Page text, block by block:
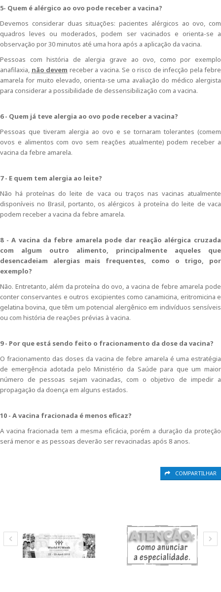
5- Quem é alérgico ao ovo pode receber a vacina?
Devemos considerar duas situações: pacientes alérgicos ao ovo, com
quadros leves ou moderados, podem ser vacinados e orienta-se a
observação por 30 minutos até uma hora após a aplicação da vacina.
Pessoas com história de alergia grave ao ovo, como por exemplo
anafilaxia, não devem receber a vacina. Se o risco de infecção pela febre
amarela for muito elevado, orienta-se uma avaliação do médico alergista
para considerar a possibilidade de dessensibilização com a vacina.
6 - Quem já teve alergia ao ovo pode receber a vacina?
Pessoas que tiveram alergia ao ovo e se tornaram tolerantes (comem
ovos e alimentos com ovo sem reações atualmente) podem receber a
vacina da febre amarela.
7 - E quem tem alergia ao leite?
Não há proteínas do leite de vaca ou traços nas vacinas atualmente
disponíveis no Brasil, portanto, os alérgicos à proteína do leite de vaca
podem receber a vacina da febre amarela.
8 - A vacina da febre amarela pode dar reação alérgica cruzada
com algum outro alimento, principalmente aqueles que
desencadeiam alergias mais frequentes, como o trigo, por
exemplo?
Não. Entretanto, além da proteína do ovo, a vacina de febre amarela pode
conter conservantes e outros excipientes como canamicina, eritromicina e
gelatina bovina, que têm um potencial alergênico em indivíduos sensíveis
ou com história de reações prévias à vacina.
9 - Por que está sendo feito o fracionamento da dose da vacina?
O fracionamento das doses da vacina de febre amarela é uma estratégia
de emergência adotada pelo Ministério da Saúde para que um maior
número de pessoas sejam vacinadas, com o objetivo de impedir a
propagação da doença em alguns estados.
10 - A vacina fracionada é menos eficaz?
A vacina fracionada tem a mesma eficácia, porém a duração da proteção
será menor e as pessoas deverão ser revacinadas após 8 anos.
COMPARTILHAR